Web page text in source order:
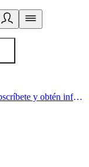
Acá comienza un estilo de vida saludable. Subscríbete y obtén información de primera mano